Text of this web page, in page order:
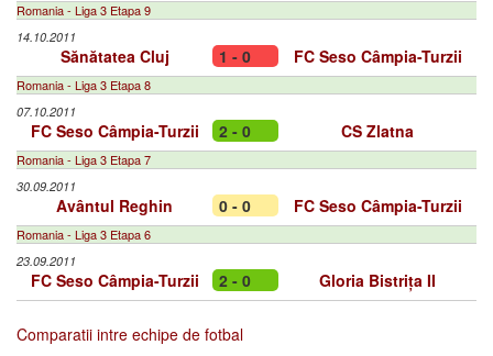
Romania - Liga 3 Etapa 9
14.10.2011
Sănătatea Cluj 1 - 0 FC Seso Câmpia-Turzii
Romania - Liga 3 Etapa 8
07.10.2011
FC Seso Câmpia-Turzii 2 - 0 CS Zlatna
Romania - Liga 3 Etapa 7
30.09.2011
Avântul Reghin 0 - 0 FC Seso Câmpia-Turzii
Romania - Liga 3 Etapa 6
23.09.2011
FC Seso Câmpia-Turzii 2 - 0 Gloria Bistrița II
Comparatii intre echipe de fotbal